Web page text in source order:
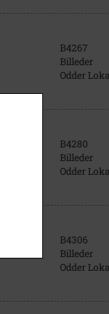
B4267
Billeder
Odder
B4280
Billeder
Odder
B4306
Billeder
Odder